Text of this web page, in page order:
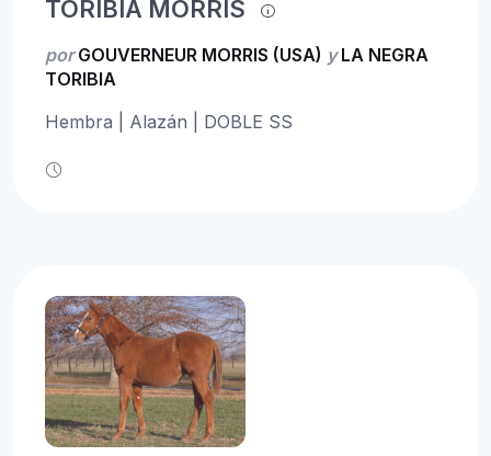
TORIBIA MORRIS
porGOUVERNEUR MORRIS (USA) yLA NEGRA
TORIBIA
Hembra | Alazán | DOBLE SS